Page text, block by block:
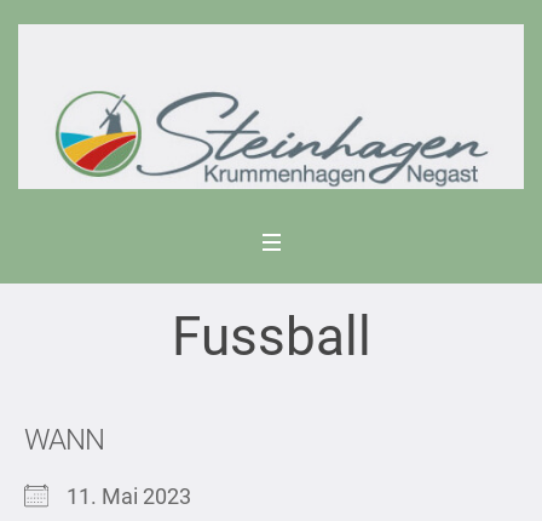
Fussball
WANN
11. Mai 2023